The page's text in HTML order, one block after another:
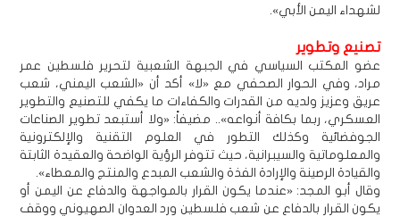
لشهداء اليمن الأبي».
تصنيع وتطوير
عضو المكتب السياسي في الجبهة الشعبية لتحرير فلسطين عمر
مراد، وفي الحوار الصحفي مع «لا» أكد أن «الشعب اليمني، شعب
عريق وعزيز ولديه من القدرات والكفاءات ما يكفي للتصنيع والتطوير
العسكري، ربما بكافة أنواعه».. مضيفاً: «ولا أستبعد تطوير الصناعات
الجوفضائية وكذلك التطور في العلوم التقنية والإلكترونية
والمعلوماتية والسيبرانية، حيث تتوفر الرؤية الواضحة والعقيدة الثابتة
والقيادة الرصينة والإرادة الفذة والشعب المبدع والمنتج والمعطاء».
وقال أبو المجد: «عندما يكون القرار بالمواجهة والدفاع عن اليمن أو
يكون القرار بالدفاع عن شعب فلسطين ورد العدوان الصهيوني ووقف